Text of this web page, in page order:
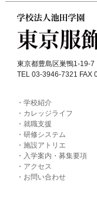
東京都豊島区巣鴨1-19-7
TEL 03-3946-7321 FAX
学校紹介
カレッジライフ
就職支援
研修システム
施設アトリエ
入学案内・募集要項
アクセス
お問い合わせ